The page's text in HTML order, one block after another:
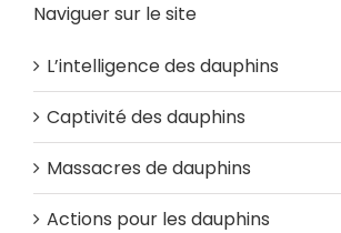
Naviguer sur le site
L’intelligence des dauphins
Captivité des dauphins
Massacres de dauphins
Actions pour les dauphins